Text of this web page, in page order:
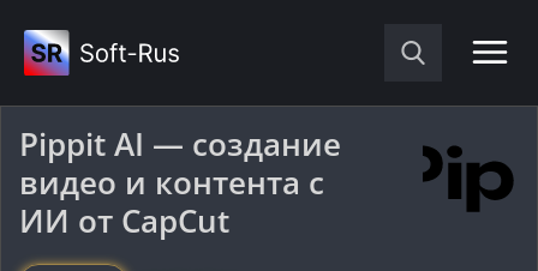
Pippit AI — создание
видео и контента с
ИИ от CapCut